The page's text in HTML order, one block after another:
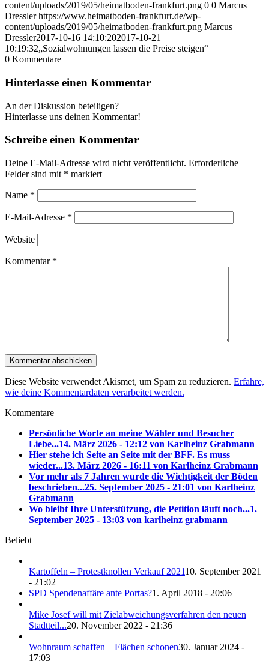
content/uploads/2019/05/heimatboden-frankfurt.png 0 0 Marcus
Dressler https://www.heimatboden-frankfurt.de/wp-
content/uploads/2019/05/heimatboden-frankfurt.png Marcus
Dressler2017-10-16 14:10:202017-10-21
10:19:32„Sozialwohnungen lassen die Preise steigen“
0 Kommentare
Hinterlasse einen Kommentar
An der Diskussion beteiligen?
Hinterlasse uns deinen Kommentar!
Schreibe einen Kommentar
Deine E-Mail-Adresse wird nicht veröffentlicht. Erforderliche
Felder sind mit * markiert
Name *
E-Mail-Adresse *
Website
Kommentar *
Diese Website verwendet Akismet, um Spam zu reduzieren. Erfahre,
wie deine Kommentardaten verarbeitet werden.
Kommentare
Persönliche Worte an meine Wähler und Besucher
Liebe...14. März 2026 - 12:12 von Karlheinz Grabmann
Hier stehe ich Seite an Seite mit der BFF. Es muss
wieder...13. März 2026 - 16:11 von Karlheinz Grabmann
Vor mehr als 7 Jahren wurde die Wichtigkeit der Böden
beschrieben...25. September 2025 - 21:01 von Karlheinz
Grabmann
Wo bleibt Ihre Unterstützung, die Petition läuft noch...1.
September 2025 - 13:03 von karlheinz grabmann
Beliebt
Kartoffeln – Protestknollen Verkauf 202110. September 2021
- 21:02
SPD Spendenaffäre ante Portas?1. April 2018 - 20:06
Mike Josef will mit Zielabweichungsverfahren den neuen
Stadtteil...20. November 2022 - 21:36
Wohnraum schaffen – Flächen schonen30. Januar 2024 -
17:03